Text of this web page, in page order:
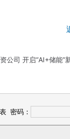
司 开启“AI+储能”新纪
密码：